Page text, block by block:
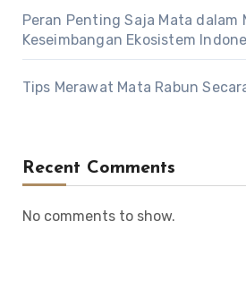
Peran Penting Saja Mata dalam
Keseimbangan Ekosistem
Tips Merawat Mata Rabun
Recent Comments
No comments to show.